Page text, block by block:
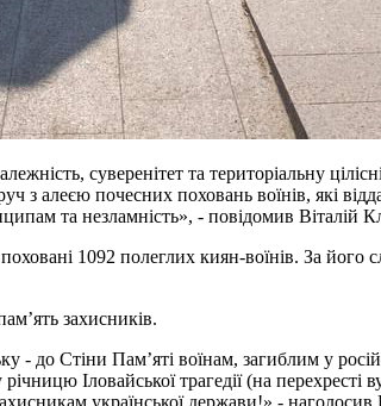
суверенітет та територіальну
алеєю почесних поховань воїнів, які
та незламність», - повідомив Віталій
1092 полеглих киян-воїнів. За
захисників.
- до Стіни Памʼяті воїнам, загиблим у
Іловайської трагедії (на
української держави!» - наголосив